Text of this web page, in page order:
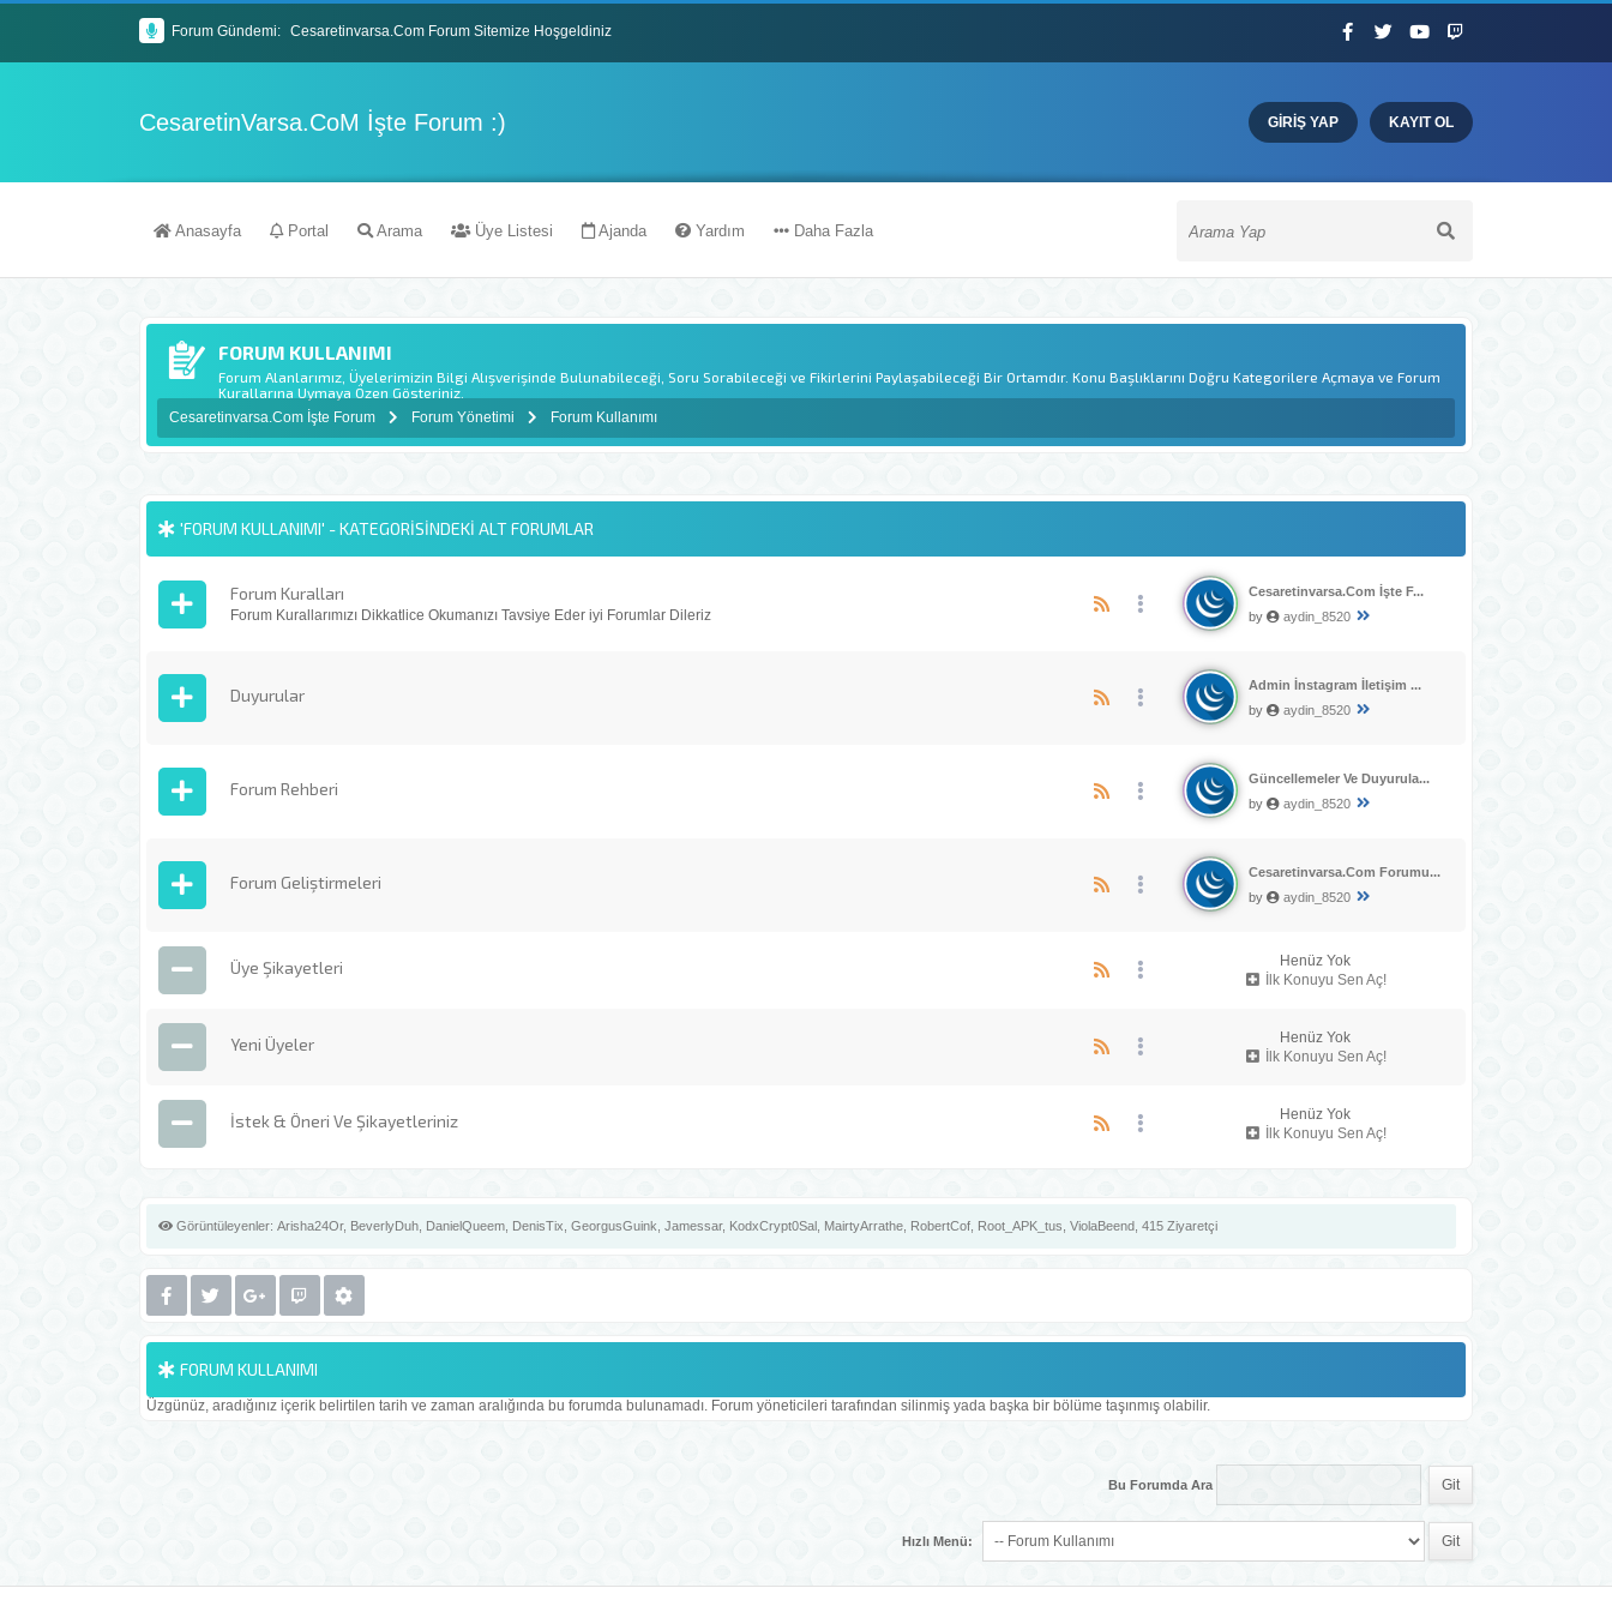
Forum Gündemi: Cesaretinvarsa.Com Forum Sitemize Hoşgeldiniz
Forumda ki Konularımızın Tamamı Yapay Zeka Destekli En Güncel İçeriklerle Donatılmıştır
CesaretinVarsa.CoM İşte Forum :) GIRIŞ YAP KAYIT OL
Anasayfa Portal Arama Üye Listesi Ajanda Yardım Daha Fazla
Cesaretinvarsa.Com İşte Forum Forum Yönetimi Forum Kullanımı
FORUM KULLANIMI
Forum Alanlarımız, Üyelerimizin Bilgi Alışverişinde Bulunabileceği, Soru Sorabileceği ve Fikirlerini Paylaşabileceği Bir Ortamdır. Konu Başlıklarını Doğru Kategorilere Açmaya ve Forum
Kurallarına Uymaya Özen Gösteriniz.
'FORUM KULLANIMI' - KATEGORISINDEKI ALT FORUMLAR
Forum Kuralları
Forum Kurallarımızı Dikkatlice Okumanızı Tavsiye Eder iyi Forumlar Dileriz
Cesaretinvarsa.Com İşte F...
by
aydin_8520
Duyurular
Admin İnstagram İletişim ...
by
aydin_8520
Forum Rehberi
Güncellemeler Ve Duyurula...
by
aydin_8520
Forum Geliştirmeleri
Cesaretinvarsa.Com Forumu...
by
aydin_8520
Üye Şikayetleri
Henüz Yok
İlk Konuyu Sen Aç!
Yeni Üyeler
Henüz Yok
İlk Konuyu Sen Aç!
İstek & Öneri Ve Şikayetleriniz
Henüz Yok
İlk Konuyu Sen Aç!
Görüntüleyenler: Arisha24Or, BeverlyDuh, DanielQueem, DenisTix GeorgusGuink Jamessar, KodxCrypt0Sal, MairtyArrathe, RobertCof, Root_APK_tus ViolaBeend, 415 Ziyaretçi
FORUM KULLANIMI
Üzgünüz, aradığınız içerik belirtilen tarih ve zaman aralığında bu forumda bulunamadı. Forum yöneticileri tarafından silinmiş yada başka bir bölüme taşınmış olabilir.
Bu Forumda Ara
Hızlı Menü: